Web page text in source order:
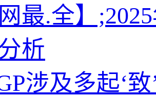
网最.全】
析
涉及多起‘